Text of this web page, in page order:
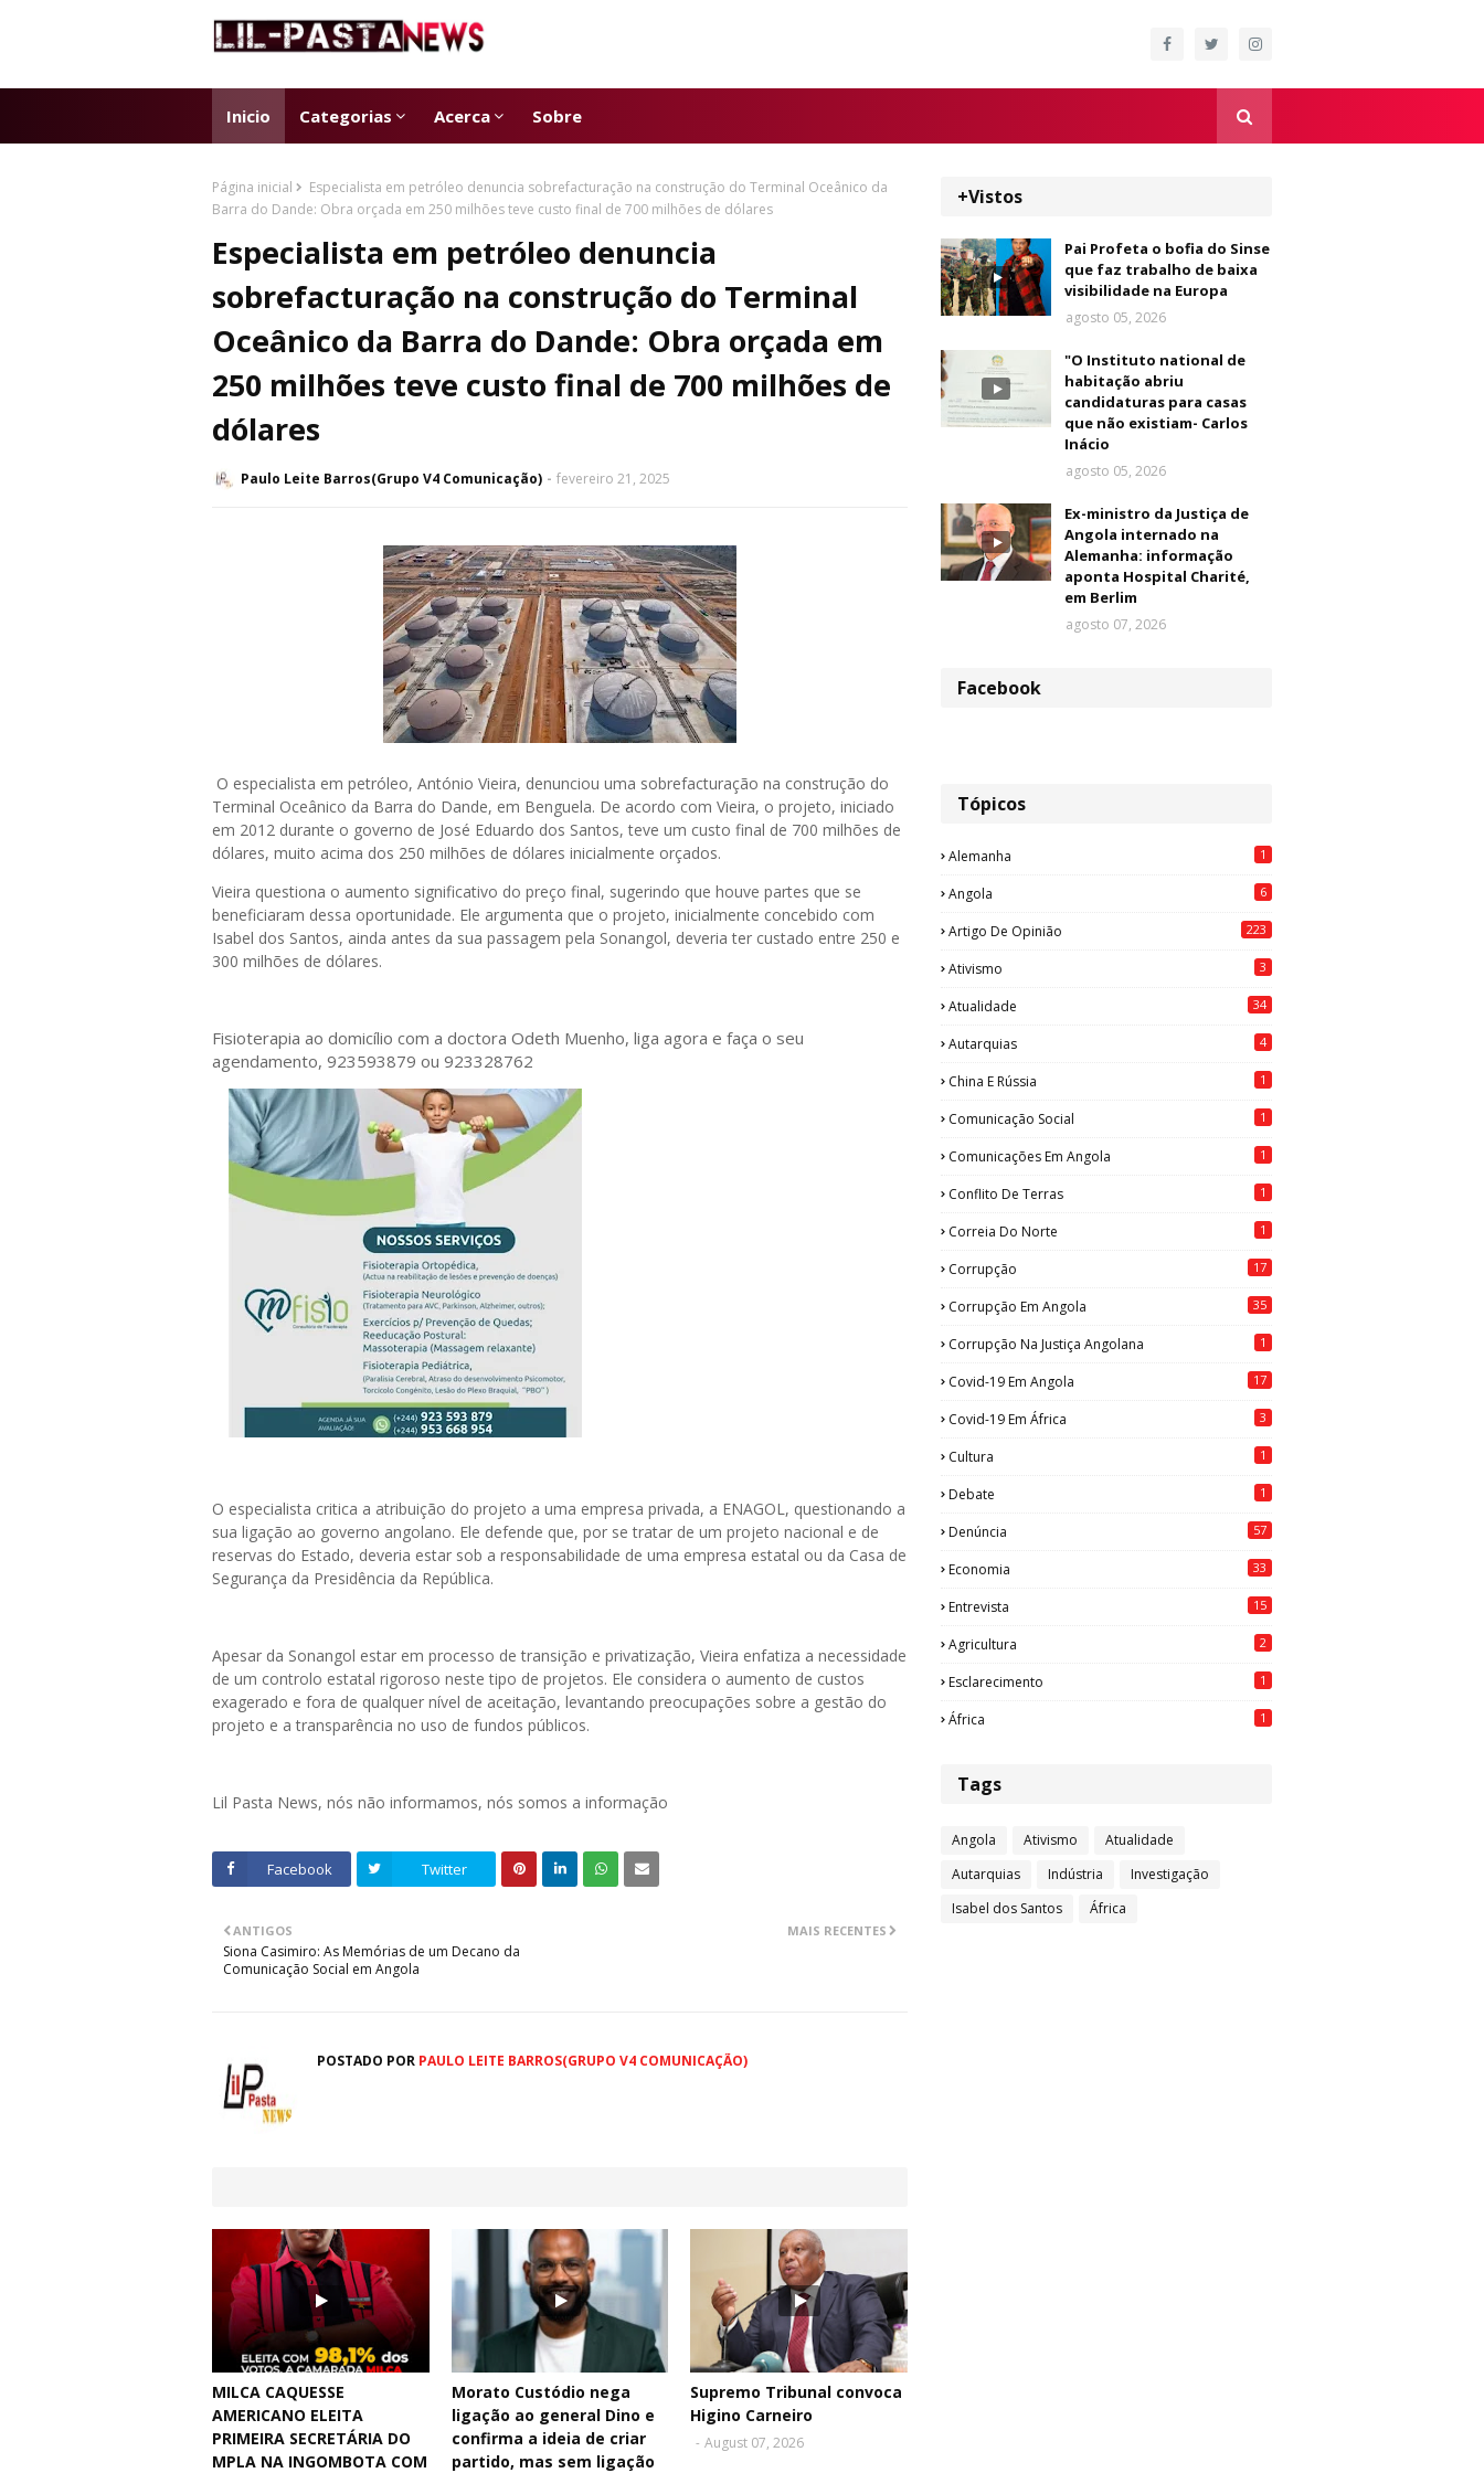
Inicio Categorias Acerca Sobre
Página inicial
Especialista em petróleo denuncia sobrefacturação na construção do Terminal Oceânico da
Barra do Dande: Obra orçada em 250 milhões teve custo final de 700 milhões de dólares
Especialista em petróleo denuncia
sobrefacturação na construção do Terminal
Oceânico da Barra do Dande: Obra orçada em
250 milhões teve custo final de 700 milhões de
dólares
Paulo Leite Barros(Grupo V4 Comunicação) fevereiro 21, 2025
O especialista em petróleo, António Vieira, denunciou uma sobrefacturação na construção do
Terminal Oceânico da Barra do Dande, em Benguela. De acordo com Vieira, o projeto, iniciado
em 2012 durante o governo de José Eduardo dos Santos, teve um custo final de 700 milhões de
dólares, muito acima dos 250 milhões de dólares inicialmente orçados.
Vieira questiona o aumento significativo do preço final, sugerindo que houve partes que se
beneficiaram dessa oportunidade. Ele argumenta que o projeto, inicialmente concebido com
Isabel dos Santos, ainda antes da sua passagem pela Sonangol, deveria ter custado entre 250 e
300 milhões de dólares.
Fisioterapia ao domicílio com a doctora Odeth Muenho, liga agora e faça o seu
agendamento, 923593879 ou 923328762
O especialista critica a atribuição do projeto a uma empresa privada, a ENAGOL, questionando a
sua ligação ao governo angolano. Ele defende que, por se tratar de um projeto nacional e de
reservas do Estado, deveria estar sob a responsabilidade de uma empresa estatal ou da Casa de
Segurança da Presidência da República.
Apesar da Sonangol estar em processo de transição e privatização, Vieira enfatiza a necessidade
de um controlo estatal rigoroso neste tipo de projetos. Ele considera o aumento de custos
exagerado e fora de qualquer nível de aceitação, levantando preocupações sobre a gestão do
projeto e a transparência no uso de fundos públicos.
Lil Pasta News, nós não informamos, nós somos a informação
Facebook Twitter
MAIS RECENTES
ANTIGOS
Siona Casimiro: As Memórias de um Decano da
Comunicação Social em Angola
POSTADO POR PAULO LEITE BARROS(GRUPO V4 COMUNICAÇÃO)
MILCA CAQUESSE
AMERICANO ELEITA
PRIMEIRA SECRETÁRIA DO
MPLA NA INGOMBOTA COM
Morato Custódio nega
ligação ao general Dino e
confirma a ideia de criar
partido, mas sem ligação
Supremo Tribunal convoca
Higino Carneiro
- August 07, 2026
+Vistos
Pai Profeta o bofia do Sinse
que faz trabalho de baixa
visibilidade na Europa
agosto 05, 2026
"O Instituto national de
habitação abriu
candidaturas para casas
que não existiam- Carlos
Inácio
agosto 05, 2026
Ex-ministro da Justiça de
Angola internado na
Alemanha: informação
aponta Hospital Charité,
em Berlim
agosto 07, 2026
Facebook
Tópicos
Alemanha 1
Angola 6
Artigo De Opinião 223
Ativismo 3
Atualidade 34
Autarquias 4
China E Rússia 1
Comunicação Social 1
Comunicações Em Angola 1
Conflito De Terras 1
Correia Do Norte 1
Corrupção 17
Corrupção Em Angola 35
Corrupção Na Justiça Angolana 1
Covid-19 Em Angola 17
Covid-19 Em África 3
Cultura 1
Debate 1
Denúncia 57
Economia 33
Entrevista 15
Agricultura 2
Esclarecimento 1
África 1
Tags
Angola Ativismo
Atualidade
Autarquias
Indústria
Investigação
Isabel dos Santos
África